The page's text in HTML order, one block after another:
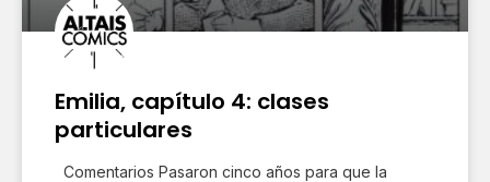
Emilia, capítulo 4: clases
particulares
Comentarios Pasaron cinco años para que la